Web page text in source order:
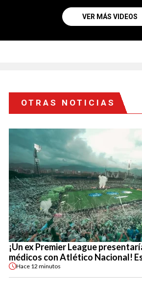
VER MÁS VIDEOS
OTRAS NOTICIAS
¡Un ex Premier League
médicos con Atlético Nacional!
Hace 12 minutos